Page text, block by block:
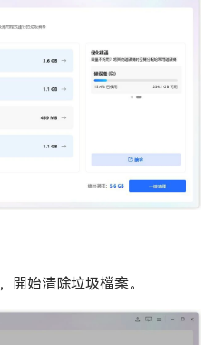
，開始清除垃圾檔案。